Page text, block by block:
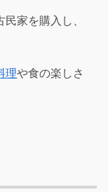
家を購入し、
理や食の楽しさ